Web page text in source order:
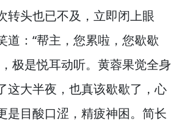
转头也已不及， 立即闭上眼
道：“帮主， 您累啦， 您歇歇
极是悦耳动听。 黄蓉果觉全身
这大半夜， 也真该歇歇了，心
是目酸口涩， 精疲神困。 简长